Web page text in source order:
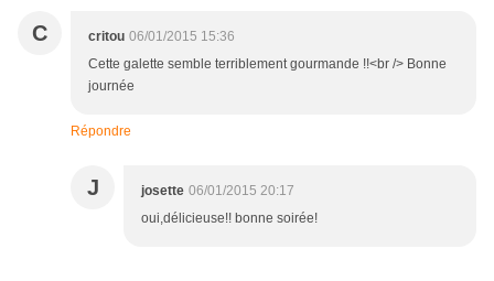
C critou 06/01/2015 15:36
Cette galette semble terriblement gourmande !!<br /> Bonne
journée
Répondre
J josette 06/01/2015 20:17
oui,délicieuse!! bonne soirée!